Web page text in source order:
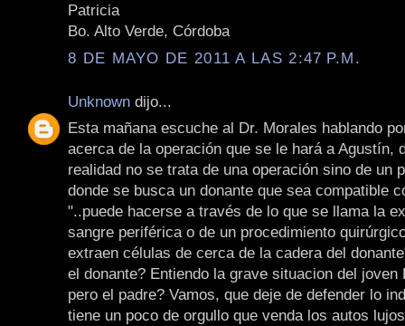
Patricia
Bo. Alto Verde, Córdoba
8 DE MAYO DE 2011 A LAS 2:47 P.M.
Unknown dijo...
Esta mañana escuche al Dr. Morales hablando
acerca de la operación que se le hará a Agustín,
realidad no se trata de una operación sino de un
donde se busca un donante que sea compatible
"..puede hacerse a través de lo que se llama la
sangre periférica o de un procedimiento
extraen células de cerca de la cadera del
el donante? Entiendo la grave situacion del joven
pero el padre? Vamos, que deje de defender lo
tiene un poco de orgullo que venda los autos